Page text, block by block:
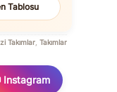
Tablosu
Takımlar Takımlar
Instagram